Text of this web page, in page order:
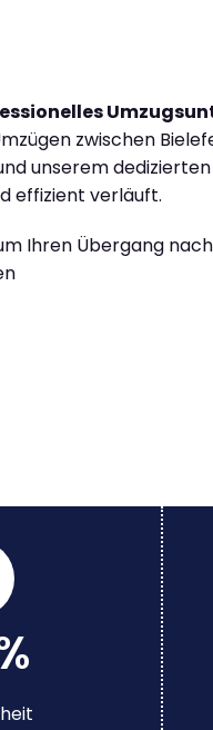
zwischen
unserem
effizient verläuft.
Ihren Übergang